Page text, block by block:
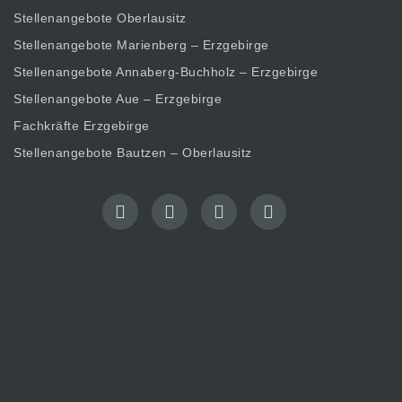
Stellenangebote Oberlausitz
Stellenangebote Marienberg – Erzgebirge
Stellenangebote Annaberg-Buchholz – Erzgebirge
Stellenangebote Aue – Erzgebirge
Fachkräfte Erzgebirge
Stellenangebote Bautzen – Oberlausitz